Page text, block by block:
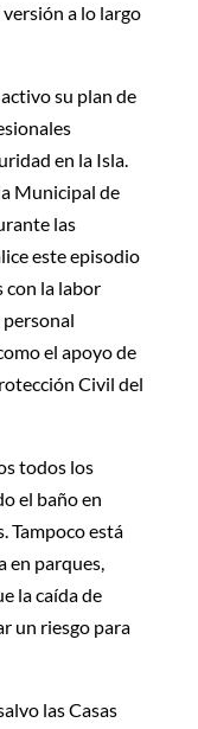
a lo largo
su plan de
en la Isla.
Municipal de
las
este episodio
con la labor
personal
el apoyo de
Civil del
todos los
el baño en
Tampoco está
en parques,
la caída de
un riesgo para
las Casas